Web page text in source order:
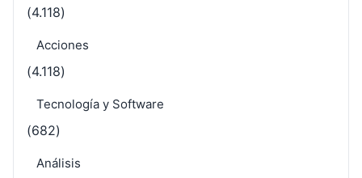
(4.118)
Acciones
(4.118)
Tecnología y Software
(682)
Análisis